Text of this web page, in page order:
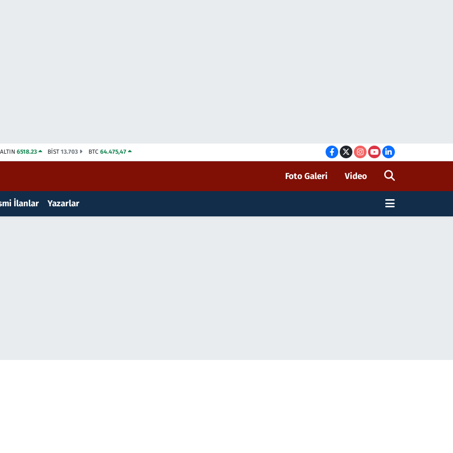
ALTIN 6518.23 BİST13.703 BTC 64.475,47
Foto Galeri Video
İlanlar Yazarlar